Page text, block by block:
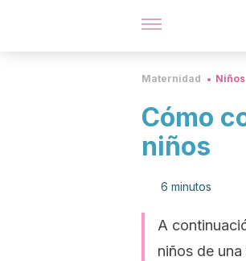
Maternidad Niños
Cómo
niños
6 minutos
A
niños de